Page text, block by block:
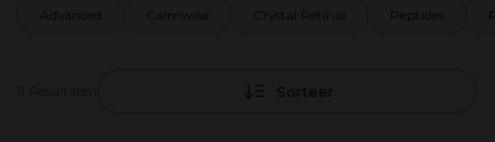
Advanced Calmwise Crystal Retinal Peptides
Sorteer